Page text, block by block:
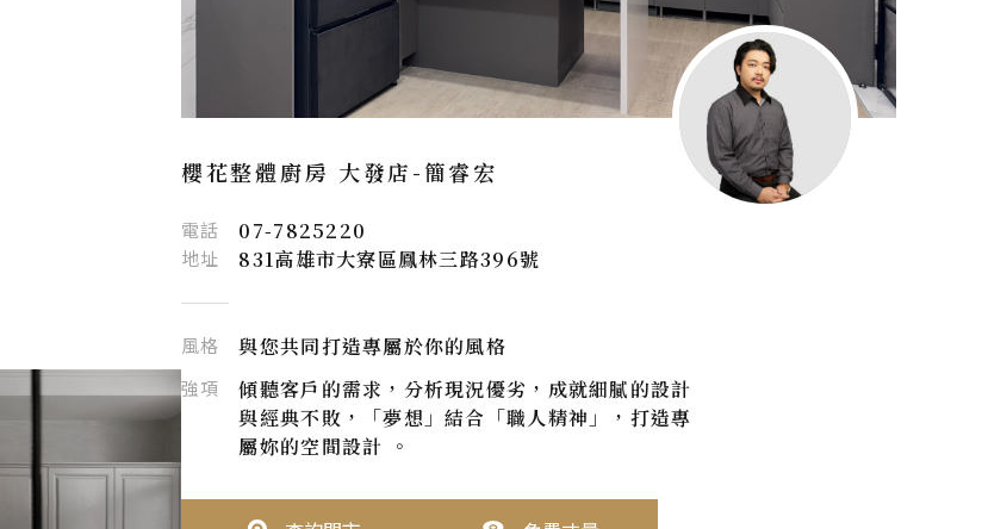
櫻花整體廚房 大發店-簡睿宏
電話 07-7825220
地址 831高雄市大寮區鳳林三路396號
風格 與您共同打造專屬於你的風格
強項
傾聽客戶的需求，分析現況優劣，成就細膩的設計
與經典不敗，「夢想」結合「職人精神」，打造專
屬妳的空間設計 。